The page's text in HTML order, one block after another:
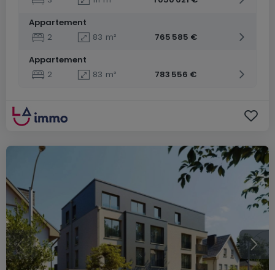
Appartement
2
83 m²
765 585 €
Appartement
2
83 m² 783 556 €